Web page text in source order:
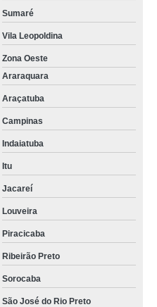
Sumaré
Vila Leopoldina
Zona Oeste
Araraquara
Araçatuba
Campinas
Indaiatuba
Itu
Jacareí
Louveira
Piracicaba
Ribeirão Preto
Sorocaba
São José do Rio Preto